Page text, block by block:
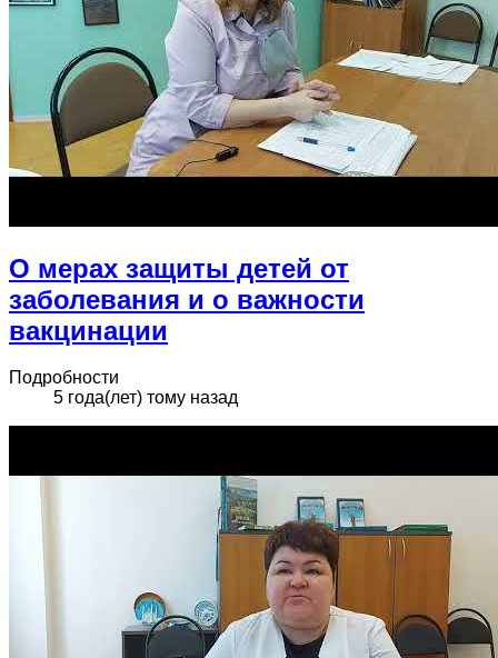
О мерах защиты детей от
заболевания и о важности
вакцинации
Подробности
5 года(лет) тому назад